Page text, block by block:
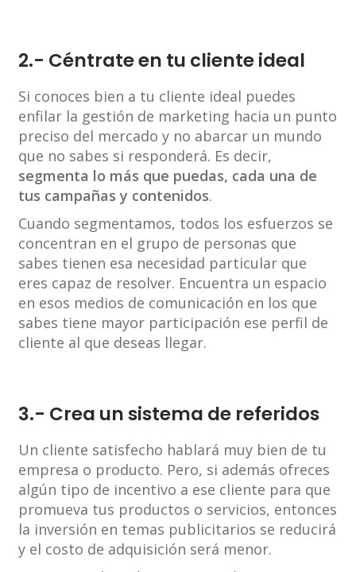
2.- Céntrate en tu cliente ideal
Si conoces bien a tu cliente ideal puedes
enfilar la gestión de marketing hacia un punto
preciso del mercado y no abarcar un mundo
que no sabes si responderá. Es decir,
segmenta lo más que puedas, cada una de
tus campañas y contenidos.
Cuando segmentamos, todos los esfuerzos se
concentran en el grupo de personas que
sabes tienen esa necesidad particular que
eres capaz de resolver. Encuentra un espacio
en esos medios de comunicación en los que
sabes tiene mayor participación ese perfil de
cliente al que deseas llegar.
3.- Crea un sistema de referidos
Un cliente satisfecho hablará muy bien de tu
empresa o producto. Pero, si además ofreces
algún tipo de incentivo a ese cliente para que
promueva tus productos o servicios, entonces
la inversión en temas publicitarios se reducirá
y el costo de adquisición será menor.